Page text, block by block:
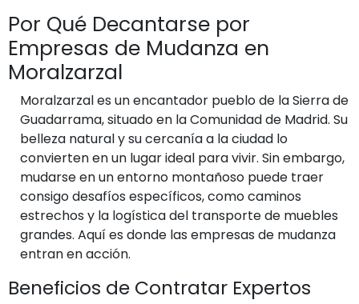
Por Qué Decantarse por
Empresas de Mudanza en
Moralzarzal
Moralzarzal es un encantador pueblo de la Sierra de
Guadarrama, situado en la Comunidad de Madrid. Su
belleza natural y su cercanía a la ciudad lo
convierten en un lugar ideal para vivir. Sin embargo,
mudarse en un entorno montañoso puede traer
consigo desafíos específicos, como caminos
estrechos y la logística del transporte de muebles
grandes. Aquí es donde las empresas de mudanza
entran en acción.
Beneficios de Contratar Expertos